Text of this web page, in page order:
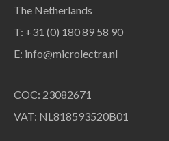
The Netherlands
T: +31 (0) 180 89 58 90
E: info@microlectra.nl
COC: 23082671
VAT: NL818593520B01